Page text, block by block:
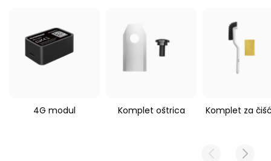
Sunseeker V1/V3/S3/S4/S5
4G modul Komplet oštrica Komplet za